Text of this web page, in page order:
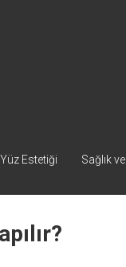
Yüz Estetiği Sağlık